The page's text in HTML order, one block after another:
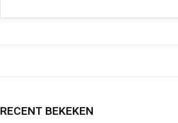
RECENT BEKEKEN